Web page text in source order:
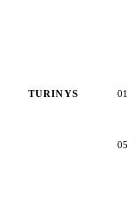
TURINYS 01
05